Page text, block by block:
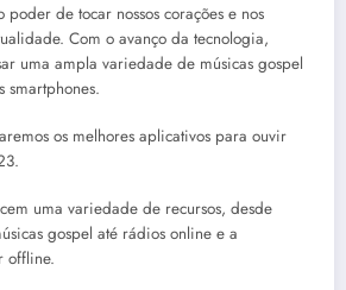
de tocar nossos corações e nos
Com o avanço da tecnologia,
uma ampla variedade de músicas gospel
smartphones.
os melhores aplicativos para ouvir
uma variedade de recursos, desde
gospel até rádios online e a
offline.